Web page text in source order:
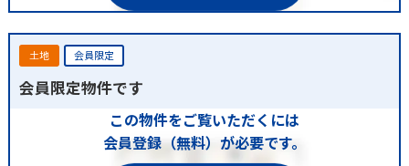
土地 会員限定
会員限定物件です
この物件をご覧いただくには
会員登録（無料）が必要です。